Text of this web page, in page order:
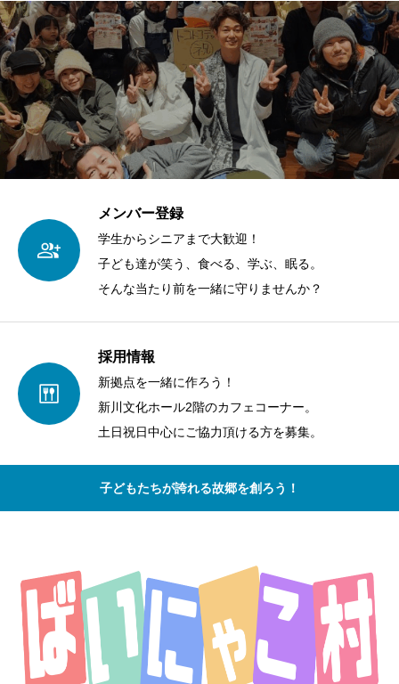
メンバー登録
学生からシニアまで大歓迎！
子ども達が笑う、食べる、学ぶ、眠る。
そんな当たり前を一緒に守りませんか？
採用情報
新拠点を一緒に作ろう！
新川文化ホール2階のカフェコーナー。
土日祝日中心にご協力頂ける方を募集。
子どもたちが誇れる故郷を創ろう！